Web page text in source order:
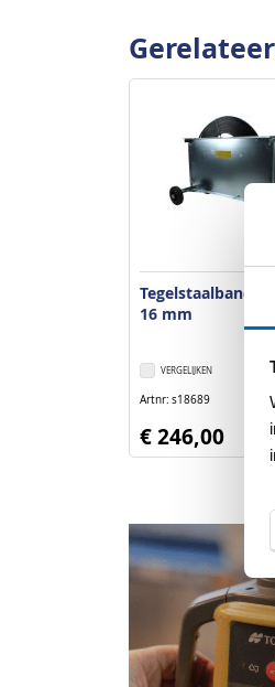
16 mm
VERGELIJKEN
Artnr s18689
€ 246,00